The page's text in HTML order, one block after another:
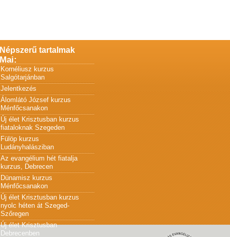
Népszerű tartalmak
Mai:
Kornéliusz kurzus
Salgótarjánban
Jelentkezés
Álomlátó József kurzus
Ménfőcsanakon
Új élet Krisztusban kurzus
fiataloknak Szegeden
Fülöp kurzus
Ludányhalásziban
Az evangélium hét fiatalja
kurzus, Debrecen
Dünamisz kurzus
Ménfőcsanakon
Új élet Krisztusban kurzus
nyolc héten át Szeged-
Szőregen
Új élet Krisztusban
Debrecenben